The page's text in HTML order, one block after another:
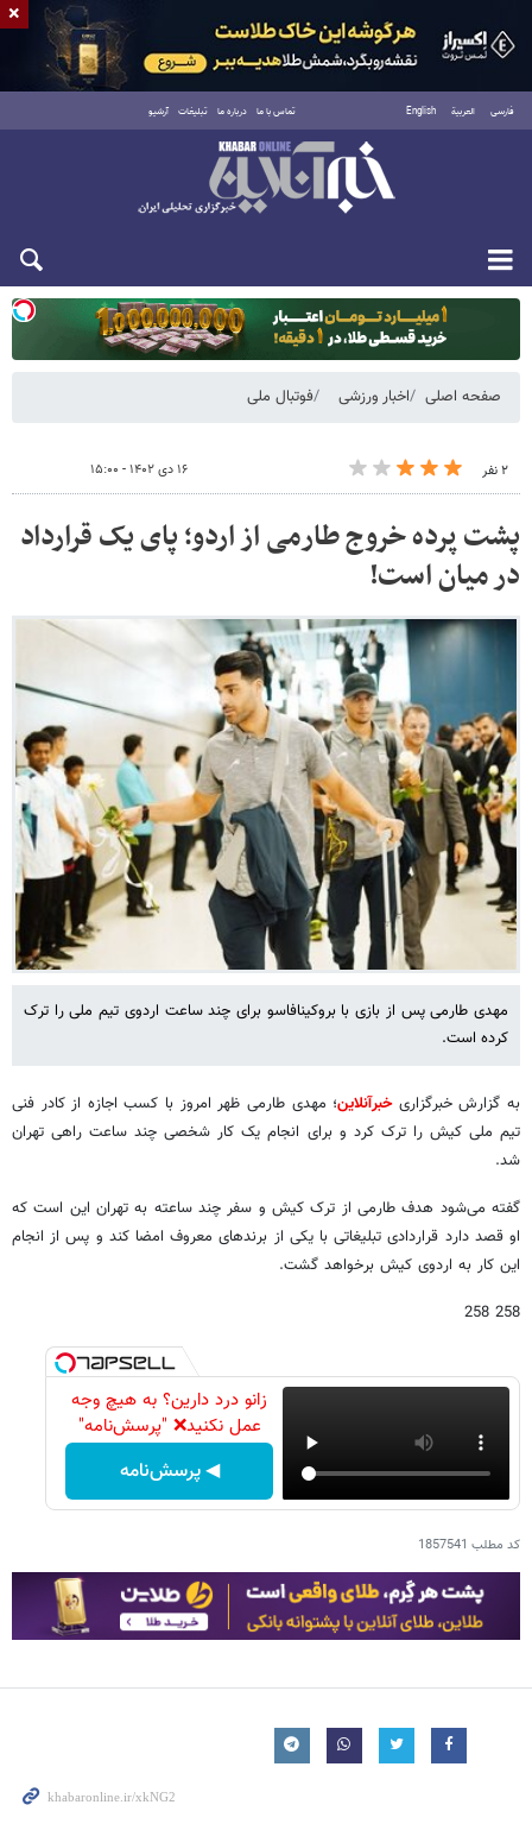
فارسی العربية English تماس با ما درباره ما تبلیغات آرشیو
دوشنبه ۱۹ مرداد ۱۴۰۵
صفحه اصلی اخبار ورزشی فوتبال ملی
۲ نفر ۱۶ دی ۱۴۰۲ - ۱۵:۰۰
پشت پرده خروج طارمی از اردو؛ پای یک قرارداد
در میان است!
مهدی طارمی پس از بازی با بروکینافاسو برای چند ساعت اردوی تیم ملی را ترک
کرده است.
به گزارش خبرگزاریخبرآنلاین؛ مهدی طارمی ظهر امروز با کسب اجازه از کادر فنی
تیم ملی کیش را ترک کرد و برای انجام یک کار شخصی چند ساعت راهی تهران
شد.
گفته می‌شود هدف طارمی از ترک کیش و سفر چند ساعته به تهران این است که
او قصد دارد قراردادی تبلیغاتی با یکی از برندهای معروف امضا کند و پس از انجام
این کار به اردوی کیش برخواهد گشت.
258 258
زانو درد دارین؟ به هیچ وجه
عمل نکنید❌ "پرسش‌نامه"
◀ پرسش‌نامه
کد مطلب 1857541
×